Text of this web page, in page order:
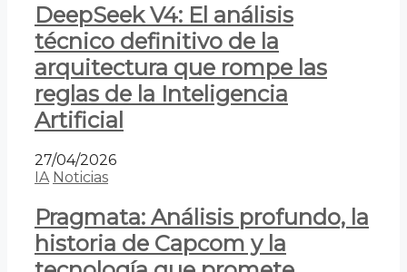
DeepSeek V4: El análisis
técnico definitivo de la
arquitectura que rompe las
reglas de la Inteligencia
Artificial
27/04/2026
IA Noticias
Pragmata: Análisis profundo, la
historia de Capcom y la